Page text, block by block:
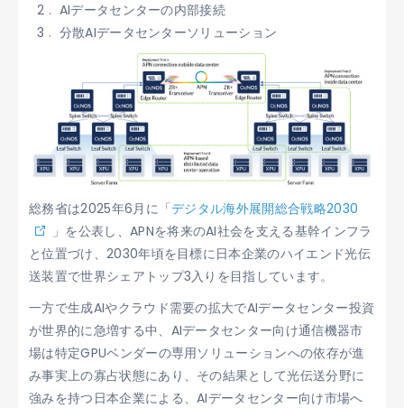
AIデータセンターの内部接続
分散AIデータセンターソリューション
総務省は2025年6月に「デジタル海外展開総合戦略2030
」を公表し、APNを将来のAI社会を支える基幹インフラ
と位置づけ、2030年頃を目標に日本企業のハイエンド光伝
送装置で世界シェアトップ3入りを目指しています。
一方で生成AIやクラウド需要の拡大でAIデータセンター投資
が世界的に急増する中、AIデータセンター向け通信機器市
場は特定GPUベンダーの専用ソリューションへの依存が進
み事実上の寡占状態にあり、その結果として光伝送分野に
強みを持つ日本企業による、AIデータセンター向け市場へ